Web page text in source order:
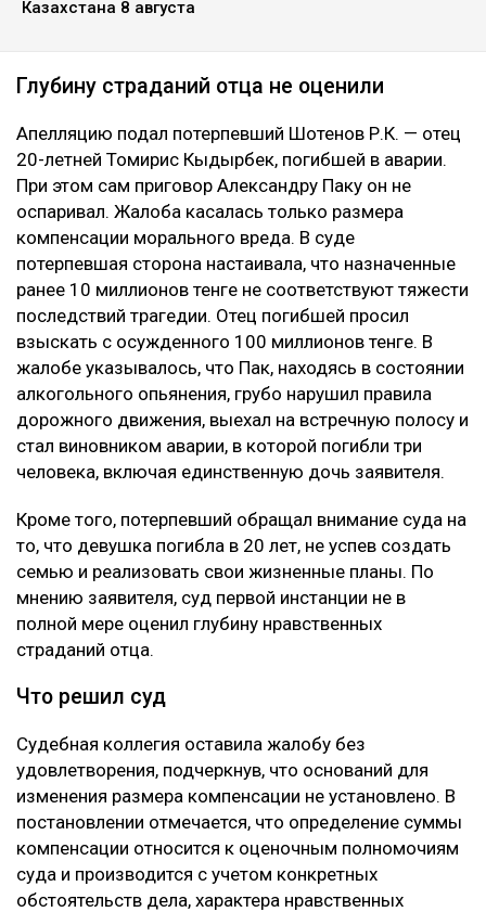
Казахстана 8 августа
Глубину страданий отца не оценили
Апелляцию подал потерпевший Шотенов Р.К. — отец
20-летней Томирис Кыдырбек, погибшей в аварии.
При этом сам приговор Александру Паку он не
оспаривал. Жалоба касалась только размера
компенсации морального вреда. В суде
потерпевшая сторона настаивала, что назначенные
ранее 10 миллионов тенге не соответствуют тяжести
последствий трагедии. Отец погибшей просил
взыскать с осужденного 100 миллионов тенге. В
жалобе указывалось, что Пак, находясь в состоянии
алкогольного опьянения, грубо нарушил правила
дорожного движения, выехал на встречную полосу и
стал виновником аварии, в которой погибли три
человека, включая единственную дочь заявителя.
Кроме того, потерпевший обращал внимание суда на
то, что девушка погибла в 20 лет, не успев создать
семью и реализовать свои жизненные планы. По
мнению заявителя, суд первой инстанции не в
полной мере оценил глубину нравственных
страданий отца.
Что решил суд
Судебная коллегия оставила жалобу без
удовлетворения, подчеркнув, что оснований для
изменения размера компенсации не установлено. В
постановлении отмечается, что определение суммы
компенсации относится к оценочным полномочиям
суда и производится с учетом конкретных
обстоятельств дела, характера нравственных